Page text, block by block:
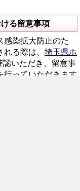
る留意事項
染拡大防止のた
る際は、 埼玉県ホ
認いただき、留意事
行っていただきます